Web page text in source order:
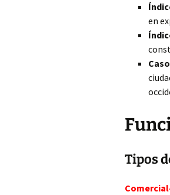
en
Tipos